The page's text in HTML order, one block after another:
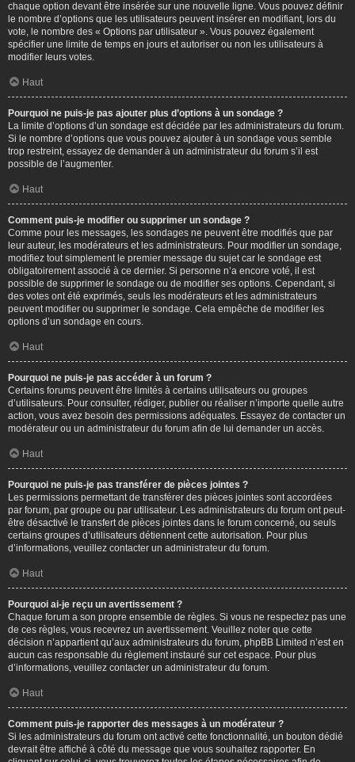
chaque option devant être insérée sur une nouvelle ligne. Vous pouvez définir
le nombre d’options que les utilisateurs peuvent insérer en modifiant, lors du
vote, le nombre des « Options par utilisateur ». Vous pouvez également
spécifier une limite de temps en jours et autoriser ou non les utilisateurs à
modifier leurs votes.
Haut
Pourquoi ne puis-je pas ajouter plus d’options à un sondage ?
La limite d’options d’un sondage est décidée par les administrateurs du forum.
Si le nombre d’options que vous pouvez ajouter à un sondage vous semble
trop restreint, essayez de demander à un administrateur du forum s’il est
possible de l’augmenter.
Haut
Comment puis-je modifier ou supprimer un sondage ?
Comme pour les messages, les sondages ne peuvent être modifiés que par
leur auteur, les modérateurs et les administrateurs. Pour modifier un sondage,
modifiez tout simplement le premier message du sujet car le sondage est
obligatoirement associé à ce dernier. Si personne n’a encore voté, il est
possible de supprimer le sondage ou de modifier ses options. Cependant, si
des votes ont été exprimés, seuls les modérateurs et les administrateurs
peuvent modifier ou supprimer le sondage. Cela empêche de modifier les
options d’un sondage en cours.
Haut
Pourquoi ne puis-je pas accéder à un forum ?
Certains forums peuvent être limités à certains utilisateurs ou groupes
d’utilisateurs. Pour consulter, rédiger, publier ou réaliser n’importe quelle autre
action, vous avez besoin des permissions adéquates. Essayez de contacter un
modérateur ou un administrateur du forum afin de lui demander un accès.
Haut
Pourquoi ne puis-je pas transférer de pièces jointes ?
Les permissions permettant de transférer des pièces jointes sont accordées
par forum, par groupe ou par utilisateur. Les administrateurs du forum ont peut-
être désactivé le transfert de pièces jointes dans le forum concerné, ou seuls
certains groupes d’utilisateurs détiennent cette autorisation. Pour plus
d’informations, veuillez contacter un administrateur du forum.
Haut
Pourquoi ai-je reçu un avertissement ?
Chaque forum a son propre ensemble de règles. Si vous ne respectez pas une
de ces règles, vous recevrez un avertissement. Veuillez noter que cette
décision n’appartient qu’aux administrateurs du forum, phpBB Limited n’est en
aucun cas responsable du règlement instauré sur cet espace. Pour plus
d’informations, veuillez contacter un administrateur du forum.
Haut
Comment puis-je rapporter des messages à un modérateur ?
Si les administrateurs du forum ont activé cette fonctionnalité, un bouton dédié
devrait être affiché à côté du message que vous souhaitez rapporter. En